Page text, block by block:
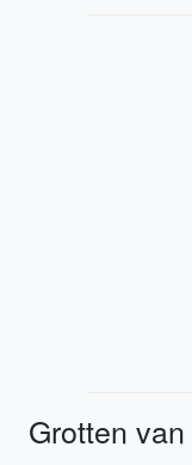
Grotten